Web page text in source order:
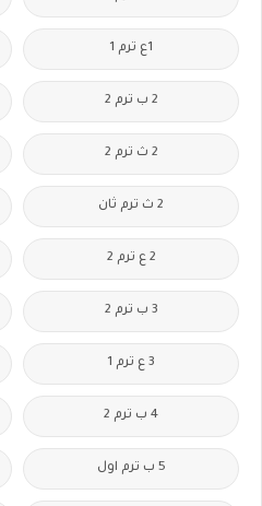
1ع ترم 1
2 ب ترم 2
2 ث ترم 2
2 ث ترم ثان
2 ع ترم 2
3 ب ترم 2
3 ع ترم 1
4 ب ترم 2
5 ب ترم اول